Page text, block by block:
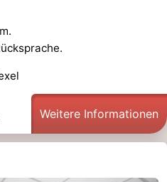
Weitere Informationen